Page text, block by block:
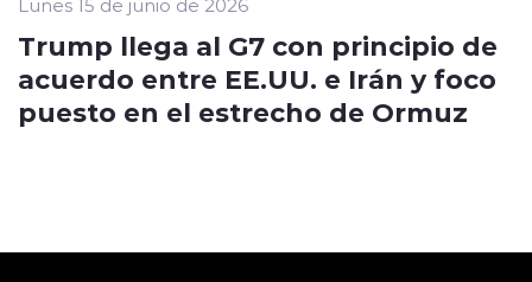
Lunes 15 de junio de 2026
Trump llega al G7 con principio de
acuerdo entre EE.UU. e Irán y foco
puesto en el estrecho de Ormuz